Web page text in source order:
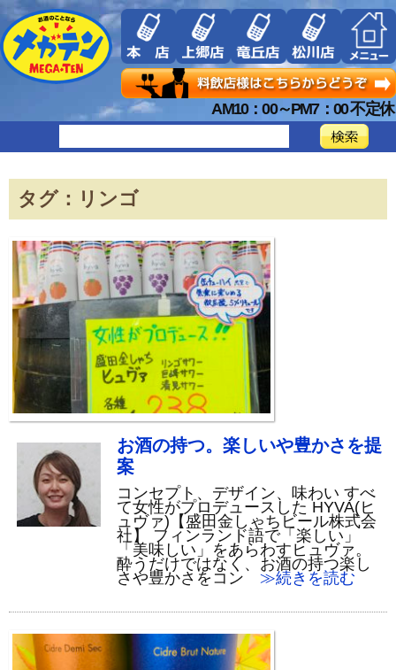
AM10：00～PM7：00 不定休
タグ：リンゴ
お酒の持つ。楽しいや豊かさを提
案
コンセプト、デザイン、味わい すべ
て女性がプロデュースした HYVA(ヒ
ュヴァ)【盛田金しゃちビール株式会
社】 フィンランド語で「楽しい」
「美味しい」をあらわすヒュヴァ。
酔うだけではなく、お酒の持つ楽し
さや豊かさをコン ≫続きを読む